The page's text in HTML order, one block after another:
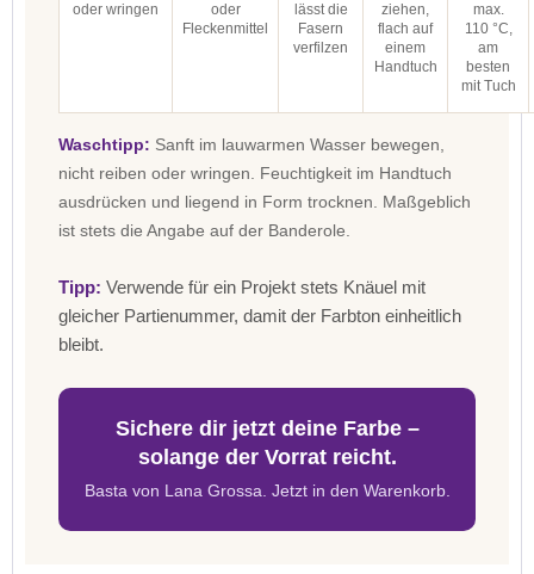
oder wringen
oder
Fleckenmittel
lässt die
Fasern
verfilzen
ziehen,
flach auf
einem
Handtuch
max.
110 °C,
am
besten
mit Tuch
Waschtipp: Sanft im lauwarmen Wasser bewegen,
nicht reiben oder wringen. Feuchtigkeit im Handtuch
ausdrücken und liegend in Form trocknen. Maßgeblich
ist stets die Angabe auf der Banderole.
Tipp: Verwende für ein Projekt stets Knäuel mit
gleicher Partienummer, damit der Farbton einheitlich
bleibt.
Sichere dir jetzt deine Farbe –
solange der Vorrat reicht.
Basta von Lana Grossa. Jetzt in den Warenkorb.